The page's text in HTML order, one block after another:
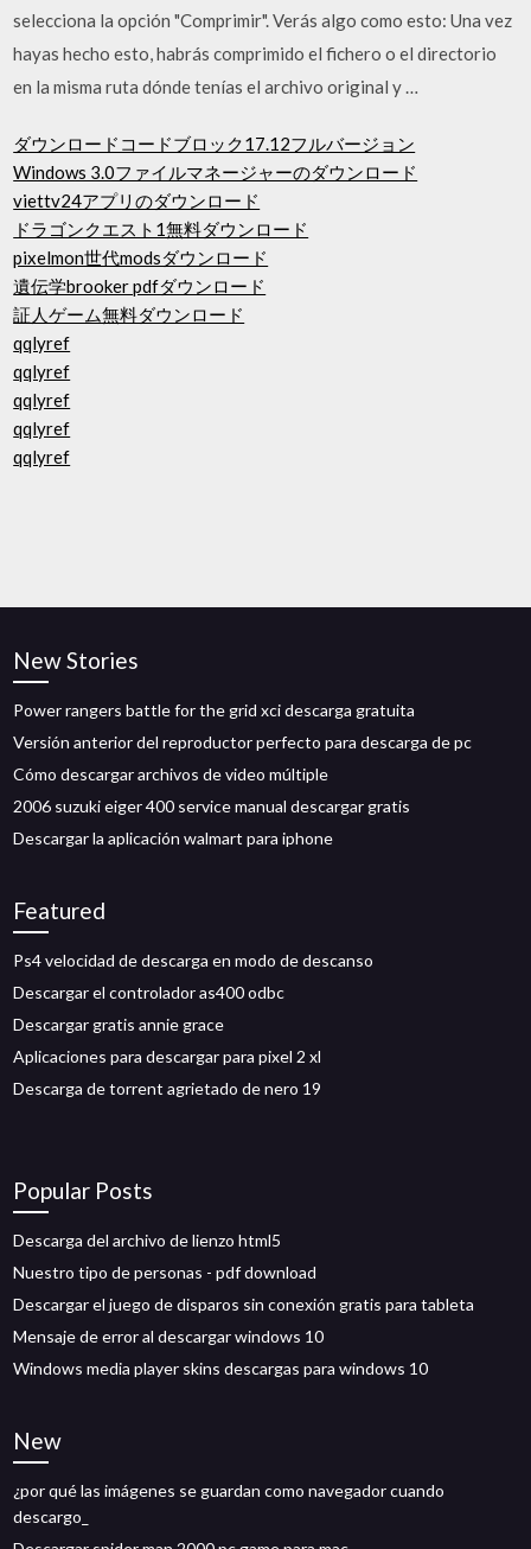
selecciona la opción "Comprimir". Verás algo como esto: Una vez
hayas hecho esto, habrás comprimido el fichero o el directorio
en la misma ruta dónde tenías el archivo original y …
ダウンロードコードブロック17.12フルバージョン
Windows 3.0ファイルマネージャーのダウンロード
viettv24アプリのダウンロード
ドラゴンクエスト1無料ダウンロード
pixelmon世代modsダウンロード
遺伝学brooker pdfダウンロード
証人ゲーム無料ダウンロード
qqlyref
qqlyref
qqlyref
qqlyref
qqlyref
New Stories
Power rangers battle for the grid xci descarga gratuita
Versión anterior del reproductor perfecto para descarga de pc
Cómo descargar archivos de video múltiple
2006 suzuki eiger 400 service manual descargar gratis
Descargar la aplicación walmart para iphone
Featured
Ps4 velocidad de descarga en modo de descanso
Descargar el controlador as400 odbc
Descargar gratis annie grace
Aplicaciones para descargar para pixel 2 xl
Descarga de torrent agrietado de nero 19
Popular Posts
Descarga del archivo de lienzo html5
Nuestro tipo de personas - pdf download
Descargar el juego de disparos sin conexión gratis para tableta
Mensaje de error al descargar windows 10
Windows media player skins descargas para windows 10
New
¿por qué las imágenes se guardan como navegador cuando
descargo_